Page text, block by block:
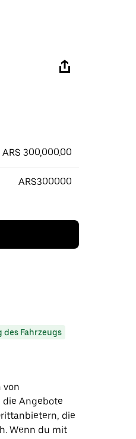
ARS 300,000.00
ARS300000
Fahrzeugs
von
Angebote
die
Wenn du mit